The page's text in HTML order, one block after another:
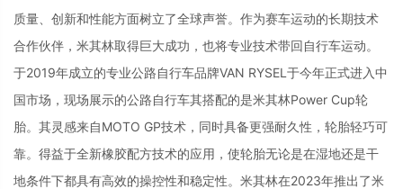
质量、创新和性能方面树立了全球声誉。作为赛车运动的长期技术
合作伙伴，米其林取得巨大成功，也将专业技术带回自行车运动。
于2019年成立的专业公路自行车品牌VAN RYSEL于今年正式进入中
国市场，现场展示的公路自行车其搭配的是米其林Power Cup轮
胎。其灵感来自MOTO GP技术，同时具备更强耐久性，轮胎轻巧可
靠。得益于全新橡胶配方技术的应用，使轮胎无论是在湿地还是干
地条件下都具有高效的操控性和稳定性。米其林在2023年推出了米